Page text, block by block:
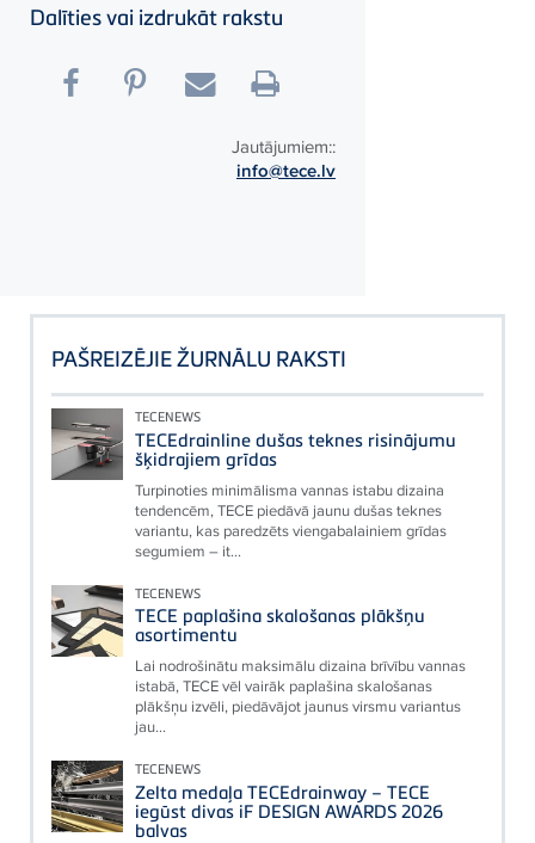
Dalīties vai izdrukāt rakstu
Jautājumiem::
info@tece.lv
PAŠREIZĒJIE ŽURNĀLU RAKSTI
TECENEWS
TECEdrainline dušas teknes risinājumu
šķidrajiem grīdas
Turpinoties minimālisma vannas istabu dizaina
tendencēm, TECE piedāvā jaunu dušas teknes
variantu, kas paredzēts viengabalainiem grīdas
segumiem – it...
TECENEWS
TECE paplašina skalošanas plākšņu
asortimentu
Lai nodrošinātu maksimālu dizaina brīvību vannas
istabā, TECE vēl vairāk paplašina skalošanas
plākšņu izvēli, piedāvājot jaunus virsmu variantus
jau...
TECENEWS
Zelta medaļa TECEdrainway – TECE
iegūst divas iF DESIGN AWARDS 2026
balvas